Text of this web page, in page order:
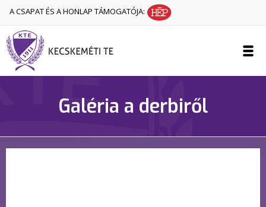
A CSAPAT ÉS A HONLAP TÁMOGATÓJA:
Galéria a derbiről